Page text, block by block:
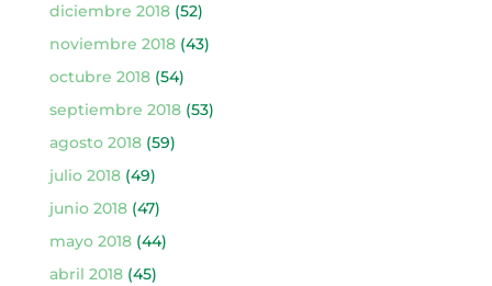
diciembre 2018(52)
noviembre 2018(43)
octubre 2018(54)
septiembre 2018(53)
agosto 2018(59)
julio 2018(49)
junio 2018(47)
mayo 2018(44)
abril 2018(45)